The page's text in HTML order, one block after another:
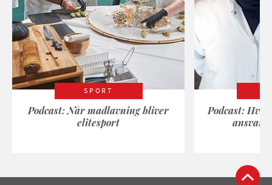
SPORT
Podcast: Når madlavning bliver
elitesport
Podcast: